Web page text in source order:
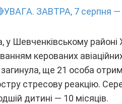
ЗABТPA, 7 cepпня
y Шeвчeнківcькомy paйоні
кepовaниx
щe 21 оcобa
cтpecовy peaкцію.
дитині — 10 міcяців.